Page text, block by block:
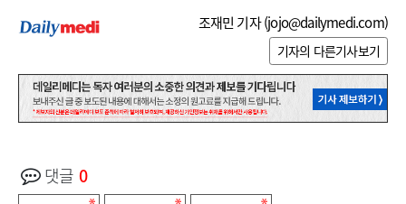
조재민 기자 (jojo@dailymedi.com)
기자의 다른기사보기
댓글 0